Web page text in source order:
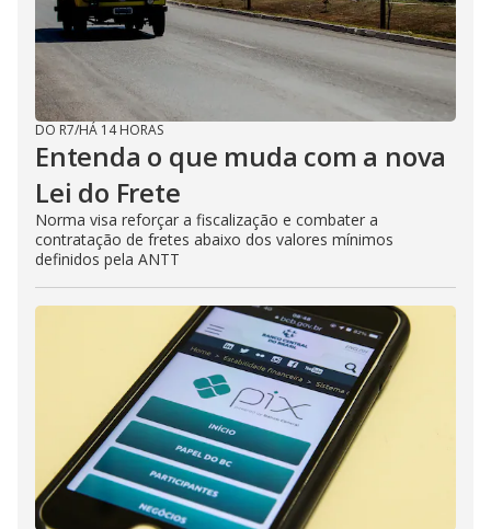
DO R7/HÁ 14 HORAS
Entenda o que muda com a nova
Lei do Frete
Norma visa reforçar a fiscalização e combater a
contratação de fretes abaixo dos valores mínimos
definidos pela ANTT